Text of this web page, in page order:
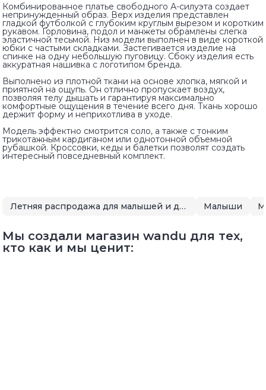
Комбинированное платье свободного А-силуэта создает
непринужденный образ. Верх изделия представлен
гладкой футболкой с глубоким круглым вырезом и коротким
рукавом. Горловина, подол и манжеты обрамлены слегка
эластичной тесьмой. Низ модели выполнен в виде короткой
юбки с частыми складками. Застегивается изделие на
спинке на одну небольшую пуговицу. Сбоку изделия есть
аккуратная нашивка с логотипом бренда.
Выполнено из плотной ткани на основе хлопка, мягкой и
приятной на ощупь. Он отлично пропускает воздух,
позволяя телу дышать и гарантируя максимально
комфортные ощущения в течение всего дня. Ткань хорошо
держит форму и неприхотлива в уходе.
Модель эффектно смотрится соло, а также с тонким
трикотажным кардиганом или однотонной объемной
рубашкой. Кроссовки, кеды и балетки позволят создать
интересный повседневный комплект.
Летняя распродажа для малышей и детей Малыши
Мы создали магазин wandu для тех,
кто как и мы ценит: